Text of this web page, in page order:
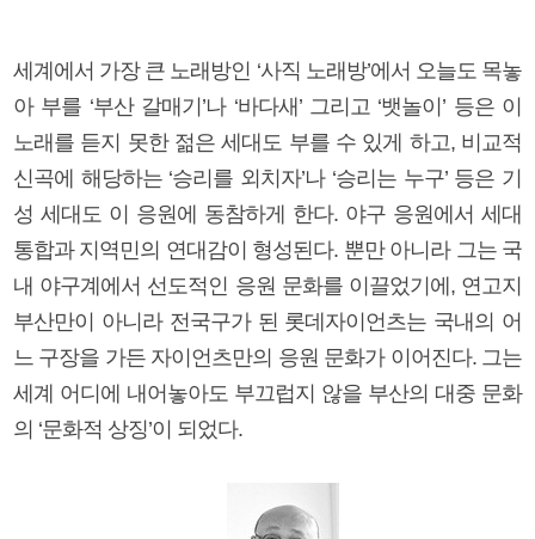
세계에서 가장 큰 노래방인 ‘사직 노래방’에서 오늘도 목놓
아 부를 ‘부산 갈매기’나 ‘바다새’ 그리고 ‘뱃놀이’ 등은 이
노래를 듣지 못한 젊은 세대도 부를 수 있게 하고, 비교적
신곡에 해당하는 ‘승리를 외치자’나 ‘승리는 누구’ 등은 기
성 세대도 이 응원에 동참하게 한다. 야구 응원에서 세대
통합과 지역민의 연대감이 형성된다. 뿐만 아니라 그는 국
내 야구계에서 선도적인 응원 문화를 이끌었기에, 연고지
부산만이 아니라 전국구가 된 롯데자이언츠는 국내의 어
느 구장을 가든 자이언츠만의 응원 문화가 이어진다. 그는
세계 어디에 내어놓아도 부끄럽지 않을 부산의 대중 문화
의 ‘문화적 상징’이 되었다.